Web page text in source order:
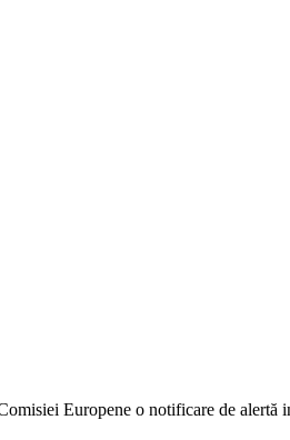
Europene o notificare de alertă